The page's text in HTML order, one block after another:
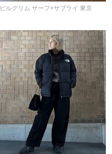
ピルグリム サーフ+サプライ 東京